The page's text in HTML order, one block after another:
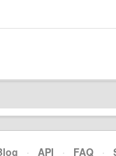
· API · FAQ ·